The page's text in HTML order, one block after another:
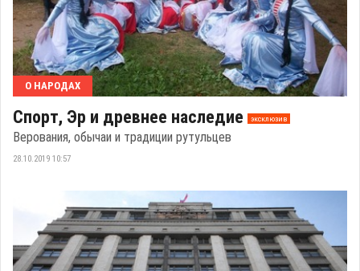
О НАРОДАХ
Спорт, Эр и древнее наследие эксклюзив
Верования, обычаи и традиции рутульцев
28.10.2019 10:57